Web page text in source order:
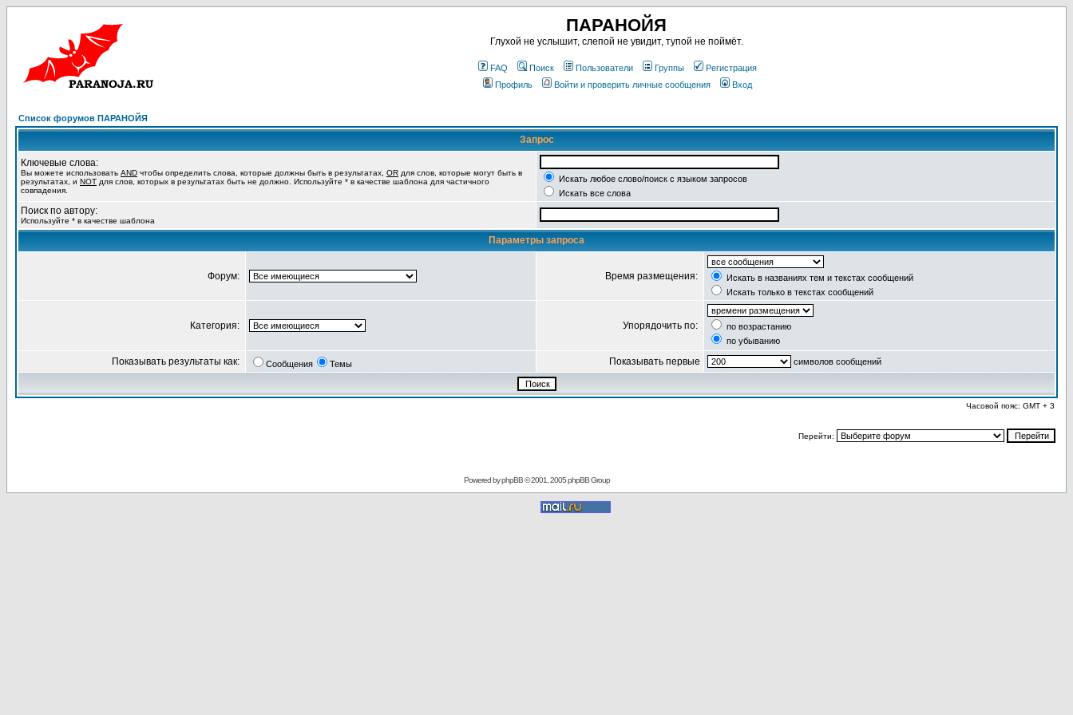
ПАРАНОЙЯ
Глухой не услышит, слепой не увидит, тупой не поймёт.
FAQ Поиск Пользователи Группы
Регистрация
Профиль
Войти и проверить личные сообщения Вход
Список форумов ПАРАНОЙЯ
Запрос
Ключевые слова:
Вы можете использовать AND чтобы определить слова, которые должны быть в результатах, OR для слов, которые могут быть в
результатах, и NOT для слов, которых в результатах быть не должно. Используйте * в качестве шаблона для частичного
совпадения.
Искать любое слово/поиск с языком запросов
Искать все слова
Поиск по автору:
Используйте * в качестве шаблона
Параметры запроса
Форум: Время размещения:
Искать в названиях тем и текстах сообщений
Искать только в текстах сообщений
Категория: Упорядочить по:
по возрастанию
по убыванию
Показывать результаты как: Сообщения Темы Показывать первые символов сообщений
Часовой пояс: GMT + 3
Перейти:
Powered byphpBB© 2001, 2005 phpBB Group